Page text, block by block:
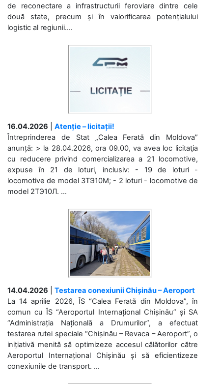
de reconectare a infrastructurii feroviare dintre cele
două state, precum și în valorificarea potențialului
logistic al regiunii....
16.04.2026
Atenție – licitații!
Întreprinderea de Stat „Calea Ferată din Moldova”
anunță: > la 28.04.2026, ora 09.00, va avea loc licitaţia
cu reducere privind comercializarea a 21 locomotive,
expuse în 21 de loturi, inclusiv: - 19 de loturi -
locomotive de model 3ТЭ10М; - 2 loturi - locomotive de
model 2ТЭ10Л. ...
14.04.2026
Testarea conexiunii Chișinău – Aeroport
La 14 aprilie 2026, ÎS “Calea Ferată din Moldova”, în
comun cu ÎS “Aeroportul Internațional Chișinău” și SA
“Administrația Națională a Drumurilor”, a efectuat
testarea rutei speciale “Chișinău – Revaca – Aeroport”, o
inițiativă menită să optimizeze accesul călătorilor către
Aeroportul Internațional Chișinău și să eficientizeze
conexiunile de transport. ...